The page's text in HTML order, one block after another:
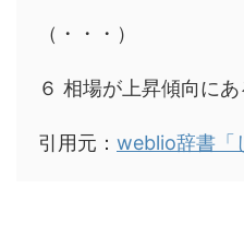
（・・・）
６ 相場が上昇傾向にあ
引用元： weblio辞書「